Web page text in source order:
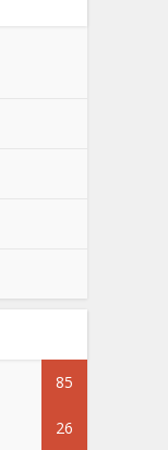
85
26